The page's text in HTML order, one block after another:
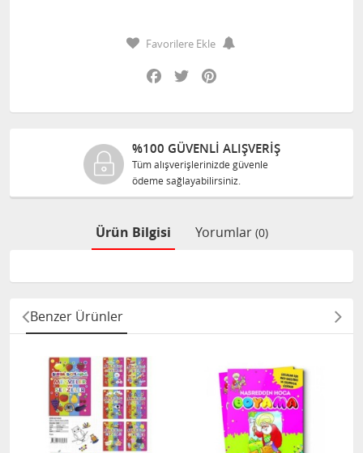
Favorilere Ekle
Facebook
Twitter
ALIŞVERİŞ
güvenle
Ürün Bilgisi Yorumlar (0)
Benzer Ürünler